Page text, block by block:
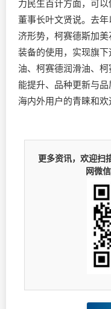
力民生百计方面，可
董事长叶文贤说。去
济形势，柯赛德斯加
装备的使用，实现旗
油、柯赛德润滑油、柯
能提升、品种更新与
海内外用户的青睐和欢
更多资讯，欢迎扫
网微